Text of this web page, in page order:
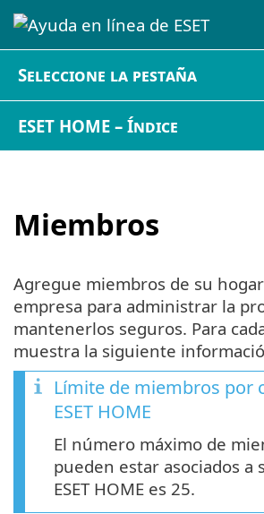
Seleccione la pestaña
ESET HOME – Índice
Miembros
Agregue miembros de su
empresa para administrar la
mantenerlos seguros. Para
muestra la siguiente
Límite de miembros por
ESET HOME
El número máximo de
pueden estar asociados a
ESET HOME es 25.